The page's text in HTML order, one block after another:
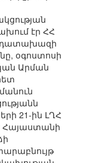
էր ՀՀ
դատախազի
օգոստոսի
Արման
21-ին ԼՂՀ
Հայաստանի